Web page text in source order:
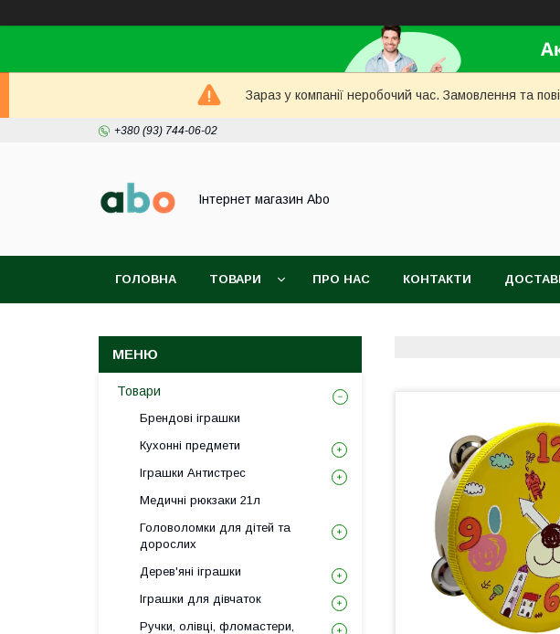
Зараз у компанії неробочий час. Замовлення та
+380 (93) 744-06-02
Інтернет магазин Abo
ГОЛОВНА ТОВАРИ ПРО НАС КОНТАКТИ
Товари
Брендові іграшки
Кухонні предмети
Іграшки Антистрес
Медичні рюкзаки 21л
Головоломки для дітей та
дорослих
Дерев'яні іграшки
Іграшки для дівчаток
Ручки, олівці, фломастери,